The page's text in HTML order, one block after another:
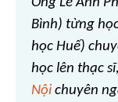
Bình) từng
học Huế)
học lên thạc
Nội chuyên